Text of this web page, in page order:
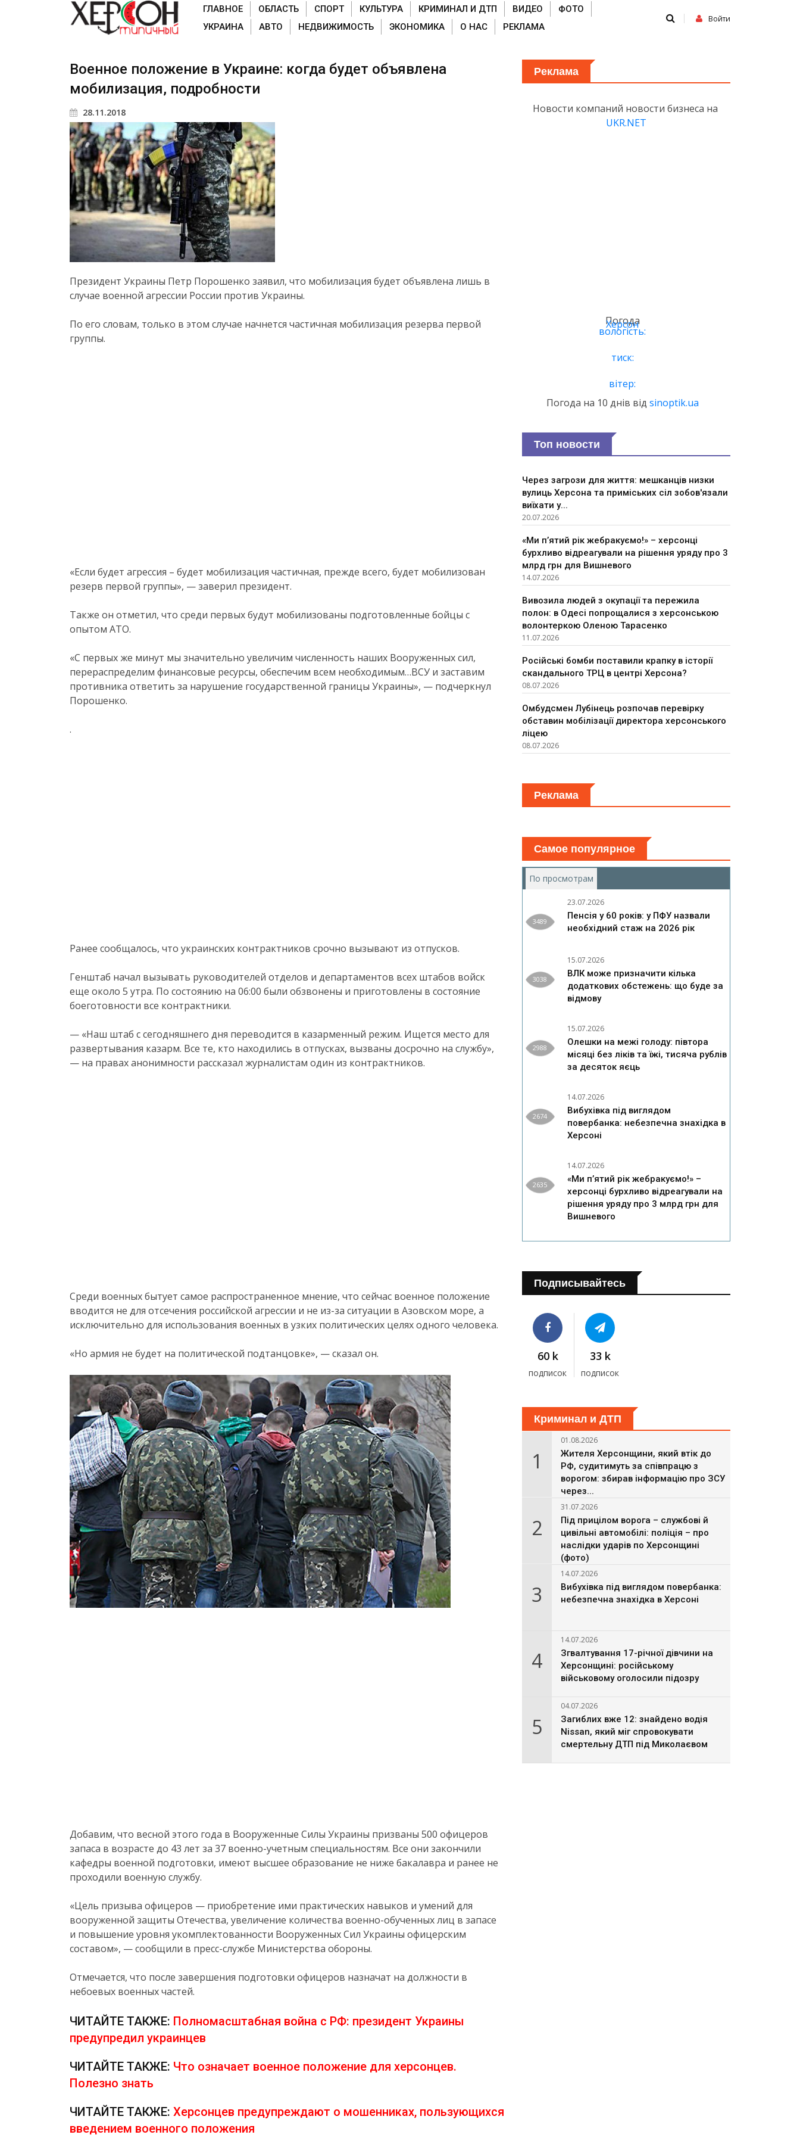
ГЛАВНОЕ ОБЛАСТЬ СПОРТ КУЛЬТУРА КРИМИНАЛ И ДТП ВИДЕО
ФОТО
УКРАИНА
АВТО НЕДВИЖИМОСТЬ ЭКОНОМИКА О НАС РЕКЛАМА
Войти
Военное положение в Украине: когда будет объявлена
мобилизация, подробности
28.11.2018
Президент Украины Петр Порошенко заявил, что мобилизация будет объявлена лишь в
случае военной агрессии России против Украины.
По его словам, только в этом случае начнется частичная мобилизация резерва первой
группы.
«Если будет агрессия – будет мобилизация частичная, прежде всего, будет мобилизован
резерв первой группы», — заверил президент.
Также он отметил, что среди первых будут мобилизованы подготовленные бойцы с
опытом АТО.
«С первых же минут мы значительно увеличим численность наших Вооруженных сил,
перераспределим финансовые ресурсы, обеспечим всем необходимым…ВСУ и заставим
противника ответить за нарушение государственной границы Украины», — подчеркнул
Порошенко.
.
Ранее сообщалось, что украинских контрактников срочно вызывают из отпусков.
Генштаб начал вызывать руководителей отделов и департаментов всех штабов войск
еще около 5 утра. По состоянию на 06:00 были обзвонены и приготовлены в состояние
боеготовности все контрактники.
— «Наш штаб с сегодняшнего дня переводится в казарменный режим. Ищется место для
развертывания казарм. Все те, кто находились в отпусках, вызваны досрочно на службу»,
— на правах анонимности рассказал журналистам один из контрактников.
Среди военных бытует самое распространенное мнение, что сейчас военное положение
вводится не для отсечения российской агрессии и не из-за ситуации в Азовском море, а
исключительно для использования военных в узких политических целях одного человека.
«Но армия не будет на политической подтанцовке», — сказал он.
Добавим, что весной этого года в Вооруженные Силы Украины призваны 500 офицеров
запаса в возрасте до 43 лет за 37 военно-учетным специальностям. Все они закончили
кафедры военной подготовки, имеют высшее образование не ниже бакалавра и ранее не
проходили военную службу.
«Цель призыва офицеров — приобретение ими практических навыков и умений для
вооруженной защиты Отечества, увеличение количества военно-обученных лиц в запасе
и повышение уровня укомплектованности Вооруженных Сил Украины офицерским
составом», — сообщили в пресс-службе Министерства обороны.
Отмечается, что после завершения подготовки офицеров назначат на должности в
небоевых военных частей.
ЧИТАЙТЕ ТАКЖЕ: Полномасштабная война с РФ: президент Украины
предупредил украинцев
ЧИТАЙТЕ ТАКЖЕ: Что означает военное положение для херсонцев.
Полезно знать
ЧИТАЙТЕ ТАКЖЕ: Херсонцев предупреждают о мошенниках, пользующихся
введением военного положения
Реклама
Новости компаний новости бизнеса на
UKR.NET
Погода
Херсон
вологість:
тиск:
вітер:
Погода на 10 днів від sinoptik.ua
Топ новости
Через загрози для життя: мешканців низки
вулиць Херсона та приміських сіл зобов'язали
виїхати у...
20.07.2026
«Ми п’ятий рік жебракуємо!» – херсонці
бурхливо відреагували на рішення уряду про 3
млрд грн для Вишневого
14.07.2026
Вивозила людей з окупації та пережила
полон: в Одесі попрощалися з херсонською
волонтеркою Оленою Тарасенко
11.07.2026
Російські бомби поставили крапку в історії
скандального ТРЦ в центрі Херсона?
08.07.2026
Омбудсмен Лубінець розпочав перевірку
обставин мобілізації директора херсонського
ліцею
08.07.2026
Реклама
Самое популярное
По просмотрам
3489
23.07.2026
Пенсія у 60 років: у ПФУ назвали
необхідний стаж на 2026 рік
3038
15.07.2026
ВЛК може призначити кілька
додаткових обстежень: що буде за
відмову
2988
15.07.2026
Олешки на межі голоду: півтора
місяці без ліків та їжі, тисяча рублів
за десяток яєць
2674
14.07.2026
Вибухівка під виглядом
повербанка: небезпечна знахідка в
Херсоні
2635
14.07.2026
«Ми п’ятий рік жебракуємо!» –
херсонці бурхливо відреагували на
рішення уряду про 3 млрд грн для
Вишневого
Подписывайтесь
60 k
подписок
33 k
подписок
Криминал и ДТП
1
01.08.2026
Жителя Херсонщини, який втік до
РФ, судитимуть за співпрацю з
ворогом: збирав інформацію про ЗСУ
через...
2
31.07.2026
Під прицілом ворога – службові й
цивільні автомобілі: поліція – про
наслідки ударів по Херсонщині
(фото)
3
14.07.2026
Вибухівка під виглядом повербанка:
небезпечна знахідка в Херсоні
4
14.07.2026
Згвалтування 17-річної дівчини на
Херсонщині: російському
військовому оголосили підозру
5
04.07.2026
Загиблих вже 12: знайдено водія
Nissan, який міг спровокувати
смертельну ДТП під Миколаєвом